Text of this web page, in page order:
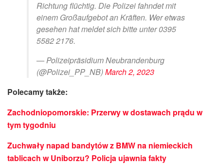
Richtung flüchtig. Die Polizei fahndet mit
einem Großaufgebot an Kräften. Wer etwas
gesehen hat meldet sich bitte unter 0395
5582 2176.
— Polizeipräsidium Neubrandenburg
(@Polizei_PP_NB)March 2, 2023
Polecamy także:
Zachodniopomorskie: Przerwy w dostawach prądu w
tym tygodniu
Zuchwały napad bandytów z BMW na niemieckich
tablicach w Uniborzu? Policja ujawnia fakty